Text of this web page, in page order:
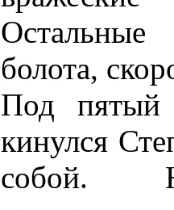
болота,
Под пятый
кинулся
собой.